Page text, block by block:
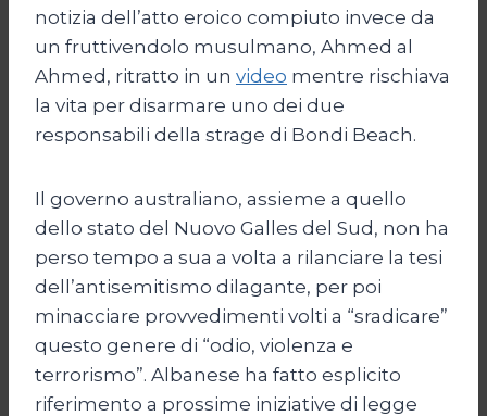
notizia dell’atto eroico compiuto invece da
un fruttivendolo musulmano, Ahmed al
Ahmed, ritratto in un video mentre rischiava
la vita per disarmare uno dei due
responsabili della strage di Bondi Beach.
Il governo australiano, assieme a quello
dello stato del Nuovo Galles del Sud, non ha
perso tempo a sua a volta a rilanciare la tesi
dell’antisemitismo dilagante, per poi
minacciare provvedimenti volti a “sradicare”
questo genere di “odio, violenza e
terrorismo”. Albanese ha fatto esplicito
riferimento a prossime iniziative di legge